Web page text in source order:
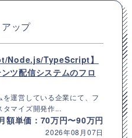
ップ
Node.js/TypeScript】
ツ配信システムのフロ
を運営している企業にて、フ
タマイズ開発作...
額単価：70万円〜90万円
2026年08月07日